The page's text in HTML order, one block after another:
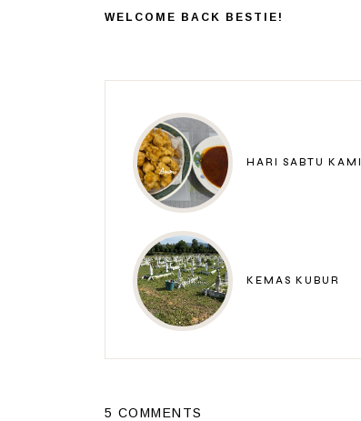
WELCOME BACK BESTIE!
HARI SABTU KAMI
KEMAS KUBUR
5 COMMENTS